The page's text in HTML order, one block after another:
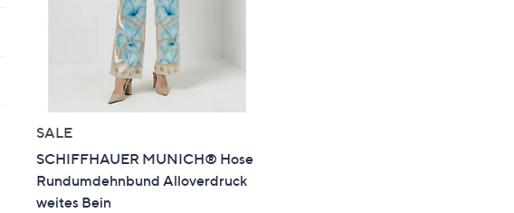
SALE
SCHIFFHAUER MUNICH® Hose
Rundumdehnbund Alloverdruck
weites Bein